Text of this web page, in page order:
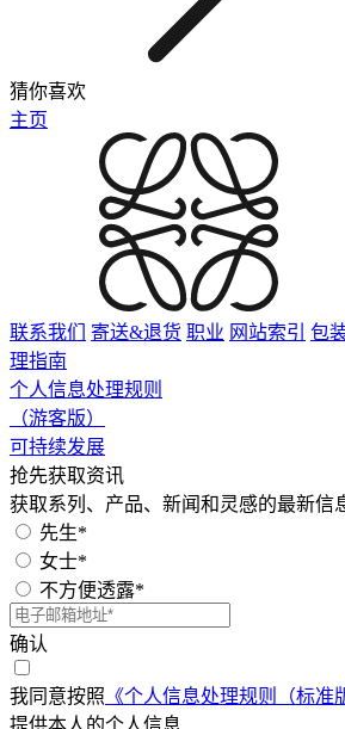
猜你喜欢
主页
联系我们 寄送&退货 职业 网站索引 包
理指南
个人信息处理规则
（游客版）
可持续发展
抢先获取资讯
获取系列、产品、新闻和灵感的最新信
先生*
女士*
不方便透露*
确认
我同意按照 《个人信息处理规则（标准
提供本人的个人信息